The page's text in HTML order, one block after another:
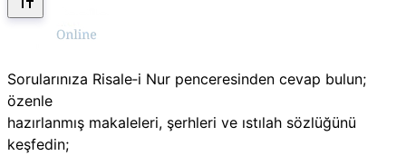
Sorularınıza Risale‑i Nur penceresinden cevap bulun;
özenle
hazırlanmış makaleleri, şerhleri ve ıstılah sözlüğünü
keşfedin;